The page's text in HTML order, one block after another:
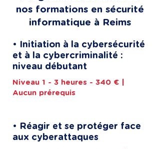
nos formations en sécurité
informatique à Reims
• Initiation à la cybersécurité
et à la cybercriminalité :
niveau débutant
Niveau 1 - 3 heures - 340 € |
Aucun prérequis
• Réagir et se protéger face
aux cyberattaques